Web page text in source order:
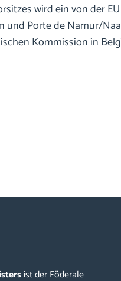
wird ein von der
und Porte de Namur/
Kommission in
ist der Föderale